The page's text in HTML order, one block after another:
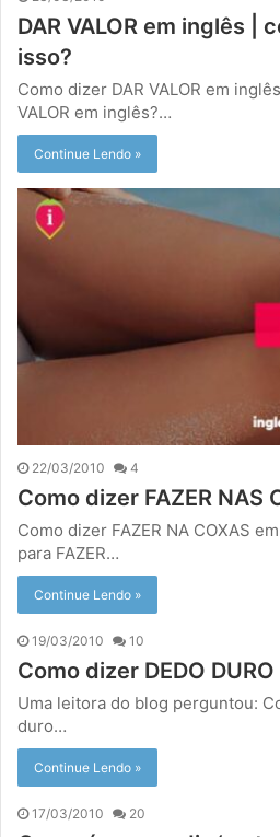
DAR VALOR em inglês |
isso?
Como dizer DAR VALOR em
VALOR em inglês?…
Continue Lendo »
22/03/2010 4
Como dizer FAZER NAS
Como dizer FAZER NA COXAS
para FAZER…
Continue Lendo »
19/03/2010 10
Como dizer DEDO
Uma leitora do blog perguntou:
duro…
Continue Lendo »
17/03/2010 20